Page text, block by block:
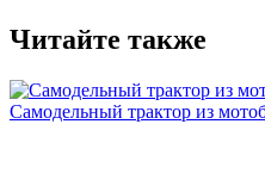
Читайте также
Самодельный трактор из